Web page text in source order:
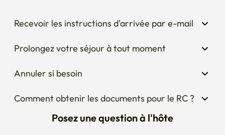
Recevoir les instructions d'arrivée par e-mail
Prolongez votre séjour à tout moment
Annuler si besoin
Comment obtenir les documents pour le RC ?
Posez une question à l'hôte